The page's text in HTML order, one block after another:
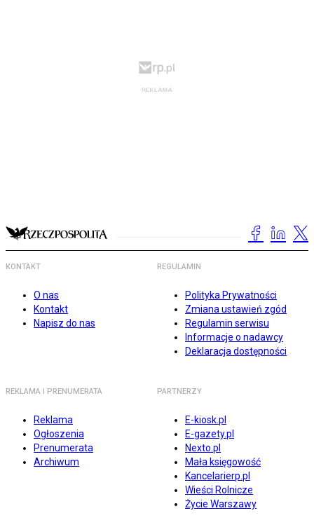
KONTAKT
O nas
Kontakt
Napisz do nas
REGULAMIN
Polityka Prywatności
Zmiana ustawień zgód
Regulamin serwisu
Informacje o nadawcy
Deklaracja dostępności
REKLAMA I PRENUMERATA
Reklama
Ogłoszenia
Prenumerata
Archiwum
PARTNERZY
E-kiosk.pl
E-gazety.pl
Nexto.pl
Mała księgowość
Kancelarierp.pl
Wieści Rolnicze
Życie Warszawy